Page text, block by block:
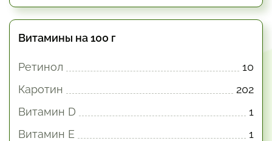
Витамины на 100 г
Ретинол
10
Каротин
202
Витамин D
1
Витамин E
1